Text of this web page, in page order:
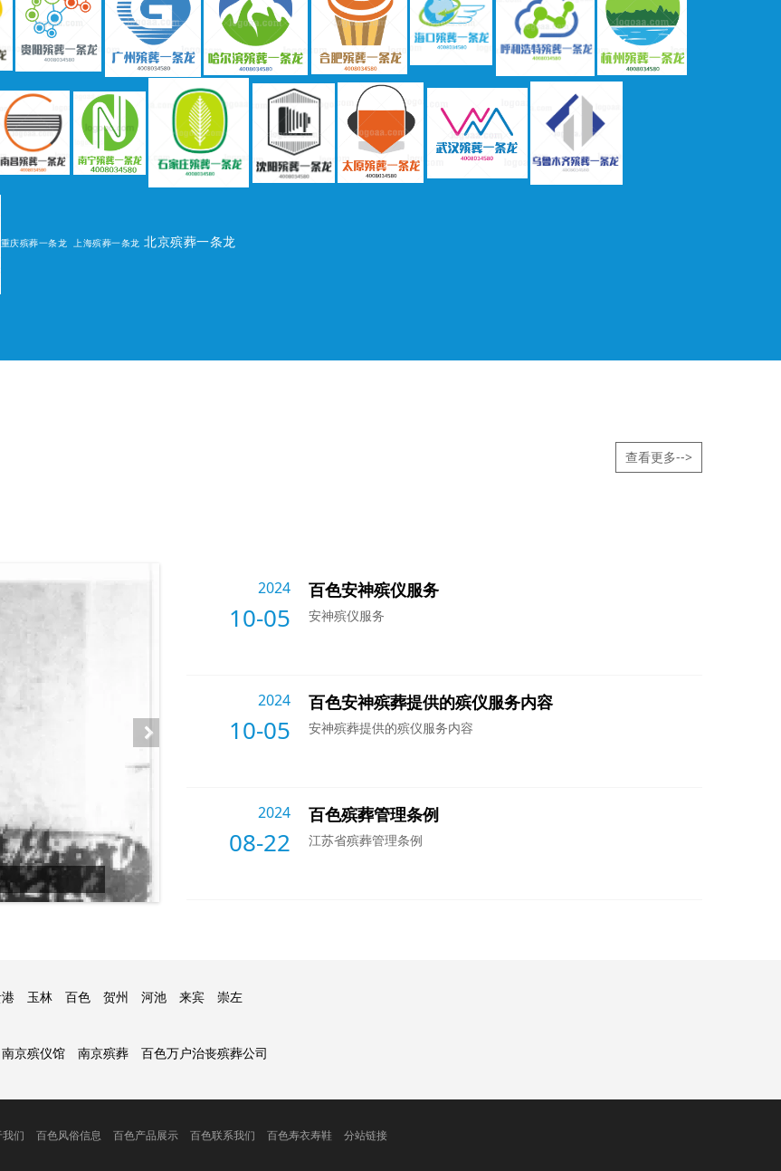
重庆殡葬一条龙 上海殡葬一条龙 北京殡葬一条龙
查看更多-->
2024
10-05
百色安神殡仪服务
安神殡仪服务
2024
10-05
百色安神殡葬提供的殡仪服务内容
安神殡葬提供的殡仪服务内容
2024
08-22
百色殡葬管理条例
江苏省殡葬管理条例
玉林 百色 贺州 河池 来宾 崇左
南京殡仪馆 南京殡葬 百色万户治丧殡葬公司
们 百色风俗信息 百色产品展示 百色联系我们 百色寿衣寿鞋 分站链接